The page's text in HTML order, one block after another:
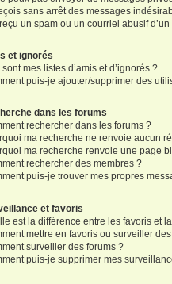
sans arrêt des messages
reçu un spam ou un courriel abusif
et ignorés
sont mes listes d’amis et d’ignorés ?
puis-je ajouter/supprimer des
dans les forums
rechercher dans les forums ?
ma recherche ne renvoie aucun
ma recherche renvoie une page
rechercher des membres ?
puis-je trouver mes propres
et favoris
est la différence entre les favoris et
mettre en favoris ou surveiller
surveiller des forums ?
puis-je supprimer mes